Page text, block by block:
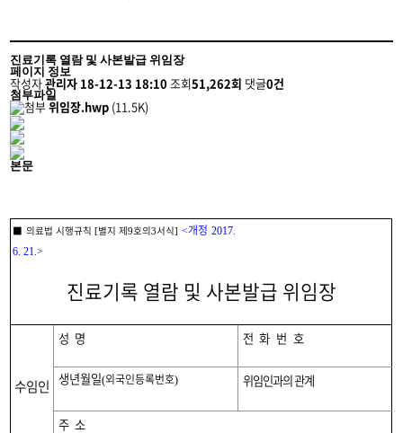
진료기록 열람 및 사본발급 위임장
페이지 정보
작성자관리자 18-12-13 18:10 조회51,262회 댓글0건
첨부파일
위임장.hwp (11.5K)
본문
■의료법 시행규칙[별지 제9호의3서식]<개정2017.
6. 21.>
진료기록 열람 및 사본발급 위임장
수임인
성명 전화번호
생년월일(외국인등록번호) 위임인과의 관계
주소